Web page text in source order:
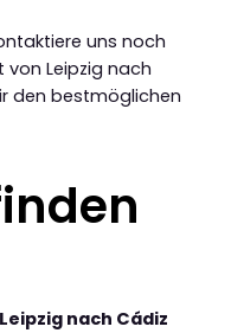
uns noch
Leipzig nach
den bestmöglichen
nach Cádiz